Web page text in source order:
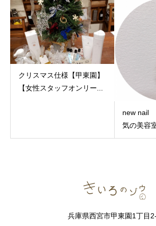
クリスマス仕様【甲東園】
【女性スタッフオンリー...
new
気の美容
兵庫県西宮市甲東園1丁目